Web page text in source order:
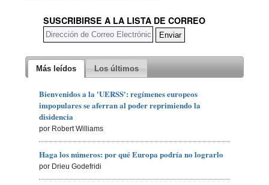
SUSCRIBIRSE A LA LISTA DE CORREO
Más leídos Los últimos
Bienvenidos a la 'UERSS': regímenes europeos
impopulares se aferran al poder reprimiendo la
disidencia
por Robert Williams
Haga los números: por qué Europa podría no lograrlo
por Drieu Godefridi